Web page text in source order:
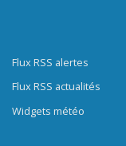
Flux RSS alertes
Flux RSS actualités
Widgets météo